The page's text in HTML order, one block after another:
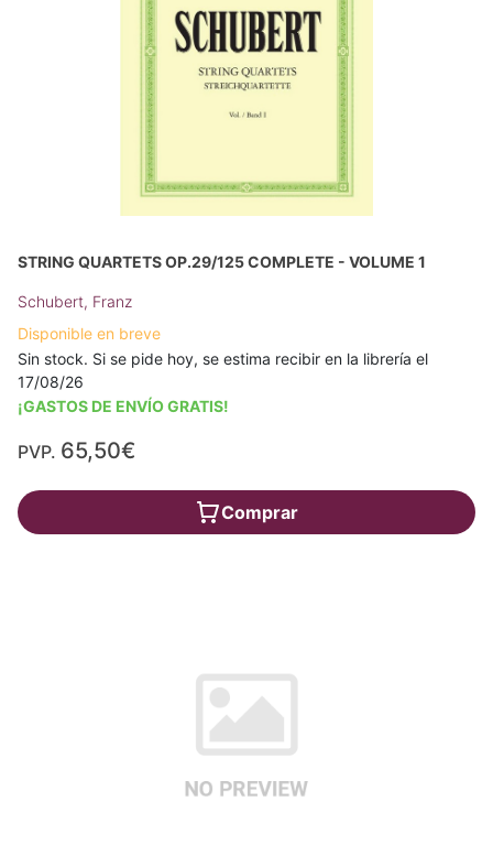
STRING QUARTETS OP.29/125 COMPLETE - VOLUME 1
Schubert, Franz
Disponible en breve
Sin stock. Si se pide hoy, se estima recibir en la librería el
17/08/26
¡GASTOS DE ENVÍO GRATIS!
PVP. 65,50€
Comprar